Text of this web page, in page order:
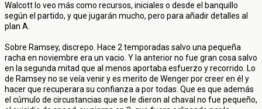
Walcott lo veo más como recursos, iniciales o desde el banquillo
según el partido, y que jugarán mucho, pero para añadir detalles al
plan A.
Sobre Ramsey, discrepo. Hace 2 temporadas salvo una pequeña
racha en noviembre era un vacio. Y la anterior no fue gran cosa salvo
en la segunda mitad que al menos aportaba esfuerzo y recorrido. Lo
de Ramsey no se veía venir y es merito de Wenger por creer en él y
hacer que recuperara su confianza a por todas. Que es que además
el cúmulo de circustancias que se le dieron al chaval no fue pequeño,